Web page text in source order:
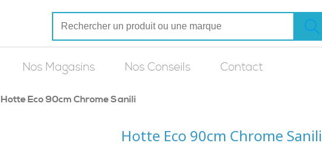
Nos Magasins Nos Conseils Contact
Hotte Eco 90cm Chrome Sanili
Hotte Eco 90cm Chrome Sanili